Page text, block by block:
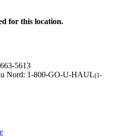
for this location.
5613
Nord: 1-800-GO-U-HAUL(1-